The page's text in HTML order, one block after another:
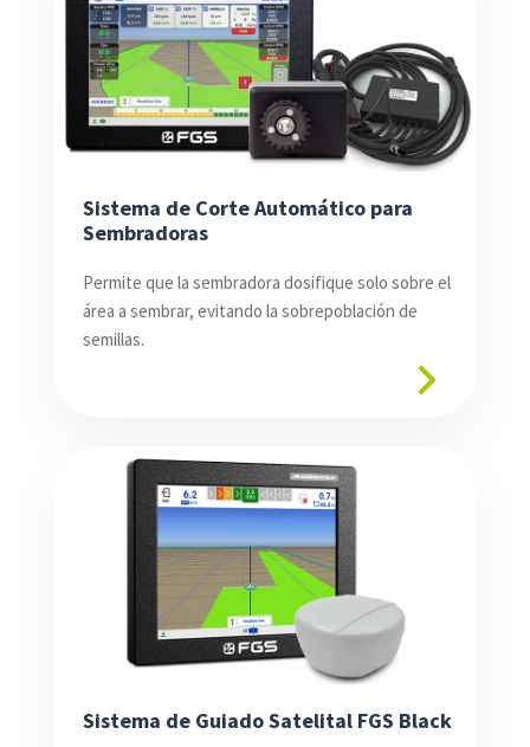
Sistema de Corte Automático para
Sembradoras
Permite que la sembradora dosifique solo sobre el
área a sembrar, evitando la sobrepoblación de
semillas.
Sistema de Guiado Satelital FGS Black